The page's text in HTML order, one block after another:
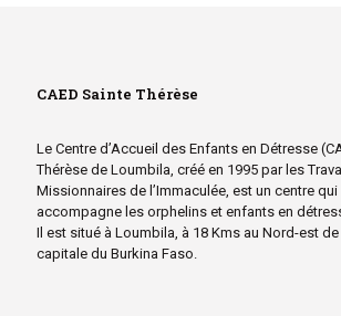
CAED Sainte Thérèse
Le Centre d’Accueil des Enfants en Détresse
Thérèse de Loumbila, créé en 1995 par les
Missionnaires de l’Immaculée, est un centre
accompagne les orphelins et enfants en
Il est situé à Loumbila, à 18 Kms au Nord-est
capitale du Burkina Faso.